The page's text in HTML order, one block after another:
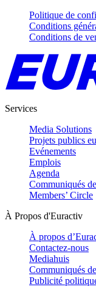
Politique de
Conditions
Conditions de
Services
Media Solutions
Projets publics
Evénements
Emplois
Agenda
Communiqués
Members’ Circle
À Propos d'Euractiv
À propos
Contactez-nous
Mediahuis
Communiqués
Publicité